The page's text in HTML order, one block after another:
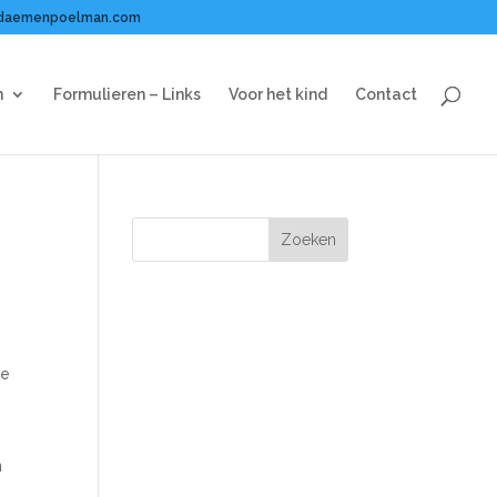
Formulieren – Links Voor het kind Contact